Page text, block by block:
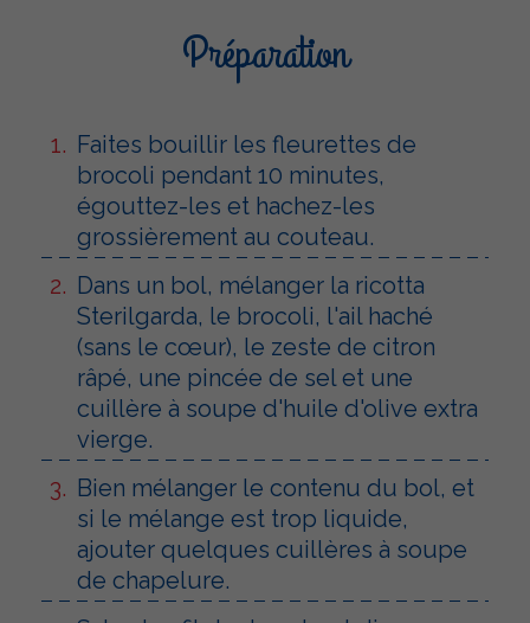
Préparation
Faites bouillir les fleurettes de
brocoli pendant 10 minutes,
égouttez-les et hachez-les
grossièrement au couteau.
Dans un bol, mélanger la ricotta
Sterilgarda, le brocoli, l'ail haché
(sans le cœur), le zeste de citron
râpé, une pincée de sel et une
cuillère à soupe d'huile d'olive extra
vierge.
Bien mélanger le contenu du bol, et
si le mélange est trop liquide,
ajouter quelques cuillères à soupe
de chapelure.